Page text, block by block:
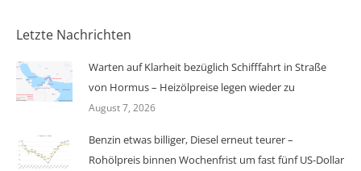
Letzte Nachrichten
Warten auf Klarheit bezüglich Schifffahrt in Straße
von Hormus – Heizölpreise legen wieder zu
August 7, 2026
Benzin etwas billiger, Diesel erneut teurer –
Rohölpreis binnen Wochenfrist um fast fünf US-Dollar